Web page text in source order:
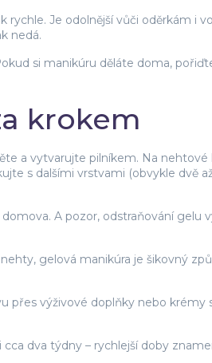
Je odolnější vůči oděrkám i
nedá.
si manikúru děláte doma,
krokem
a vytvarujte pilníkem. Na nehtové
s dalšími vrstvami (obvykle dvě
A pozor, odstraňování gelu
gelová manikúra je šikovný
přes výživové doplňky nebo krémy
dva týdny – rychlejší doby